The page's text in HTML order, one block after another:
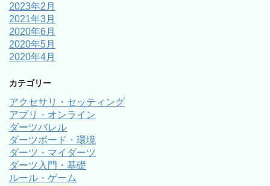
2023年2月
2021年3月
2020年6月
2020年5月
2020年4月
カテゴリー
アクセサリ・セッティング
アプリ・オンライン
ダーツバレル
ダーツボード・環境
ダーツ・マイダーツ
ダーツ入門・基礎
ルール・ゲーム